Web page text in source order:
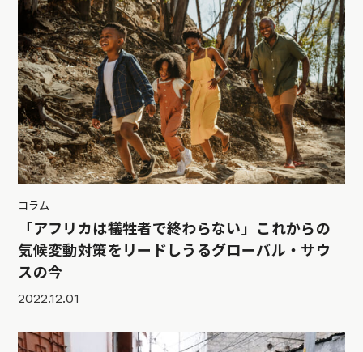
コラム
「アフリカは犠牲者で終わらない」これからの
気候変動対策をリードしうるグローバル・サウ
スの今
2022.12.01